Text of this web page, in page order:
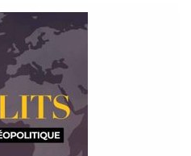
débats autour de la nation.
Jean-Baptiste Noé